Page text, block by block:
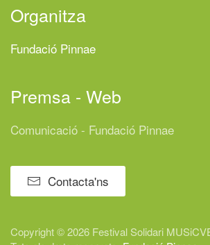
Organitza
Fundació Pinnae
Premsa - Web
Comunicació - Fundació Pinnae
Contacta'ns
Copyright © 2026 Festival Solidari